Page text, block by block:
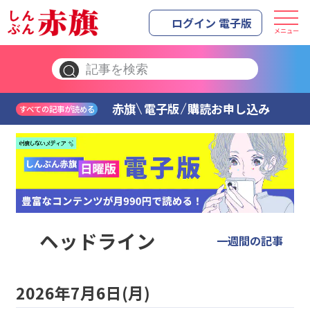
ログイン 電子版 メニュー
すべての記事が読める 赤旗 電子版 購読お申し込み
ヘッドライン 一週間の記事
2026年7月6日(月)